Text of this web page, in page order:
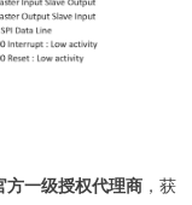
方一级授权代理商 ，获